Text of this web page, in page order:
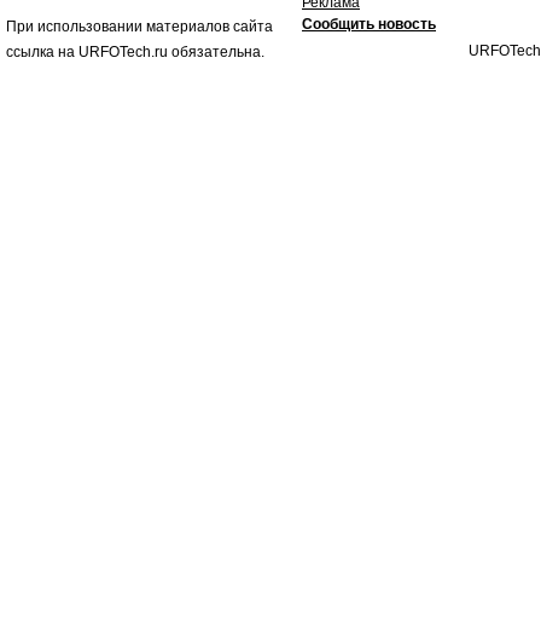
При использовании материалов сайта
ссылка на URFOTech.ru обязательна.
Сообщить новость